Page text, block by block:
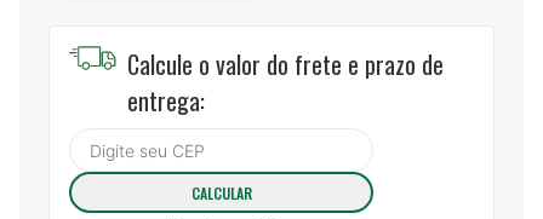
Calcule o valor do frete e prazo de
entrega: